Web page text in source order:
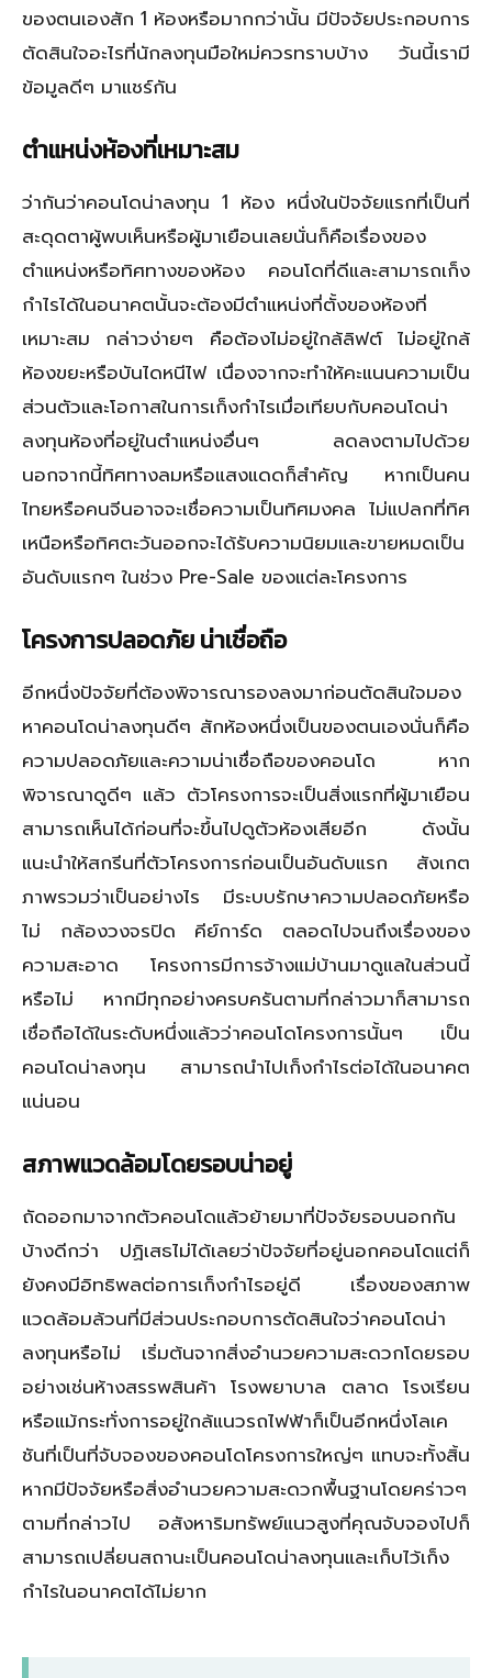
ของตนเองสัก 1 ห้องหรือมากกว่านั้น มีปัจจัยประกอบการ
ตัดสินใจอะไรที่นักลงทุนมือใหม่ควรทราบบ้าง วันนี้เรามี
ข้อมูลดีๆ มาแชร์กัน
ตำแหน่งห้องที่เหมาะสม
ว่ากันว่าคอนโดน่าลงทุน 1 ห้อง หนึ่งในปัจจัยแรกที่เป็นที่
สะดุดตาผู้พบเห็นหรือผู้มาเยือนเลยนั่นก็คือเรื่องของ
ตำแหน่งหรือทิศทางของห้อง คอนโดที่ดีและสามารถเก็ง
กำไรได้ในอนาคตนั้นจะต้องมีตำแหน่งที่ตั้งของห้องที่
เหมาะสม กล่าวง่ายๆ คือต้องไม่อยู่ใกล้ลิฟต์ ไม่อยู่ใกล้
ห้องขยะหรือบันไดหนีไฟ เนื่องจากจะทำให้คะแนนความเป็น
ส่วนตัวและโอกาสในการเก็งกำไรเมื่อเทียบกับคอนโดน่า
ลงทุนห้องที่อยู่ในตำแหน่งอื่นๆ ลดลงตามไปด้วย
นอกจากนี้ทิศทางลมหรือแสงแดดก็สำคัญ หากเป็นคน
ไทยหรือคนจีนอาจจะเชื่อความเป็นทิศมงคล ไม่แปลกที่ทิศ
เหนือหรือทิศตะวันออกจะได้รับความนิยมและขายหมดเป็น
อันดับแรกๆ ในช่วง Pre-Sale ของแต่ละโครงการ
โครงการปลอดภัย น่าเชื่อถือ
อีกหนึ่งปัจจัยที่ต้องพิจารณารองลงมาก่อนตัดสินใจมอง
หาคอนโดน่าลงทุนดีๆ สักห้องหนึ่งเป็นของตนเองนั่นก็คือ
ความปลอดภัยและความน่าเชื่อถือของคอนโด หาก
พิจารณาดูดีๆ แล้ว ตัวโครงการจะเป็นสิ่งแรกที่ผู้มาเยือน
สามารถเห็นได้ก่อนที่จะขึ้นไปดูตัวห้องเสียอีก ดังนั้น
แนะนำให้สกรีนที่ตัวโครงการก่อนเป็นอันดับแรก สังเกต
ภาพรวมว่าเป็นอย่างไร มีระบบรักษาความปลอดภัยหรือ
ไม่ กล้องวงจรปิด คีย์การ์ด ตลอดไปจนถึงเรื่องของ
ความสะอาด โครงการมีการจ้างแม่บ้านมาดูแลในส่วนนี้
หรือไม่ หากมีทุกอย่างครบครันตามที่กล่าวมาก็สามารถ
เชื่อถือได้ในระดับหนึ่งแล้วว่าคอนโดโครงการนั้นๆ เป็น
คอนโดน่าลงทุน สามารถนำไปเก็งกำไรต่อได้ในอนาคต
แน่นอน
สภาพแวดล้อมโดยรอบน่าอยู่
ถัดออกมาจากตัวคอนโดแล้วย้ายมาที่ปัจจัยรอบนอกกัน
บ้างดีกว่า ปฏิเสธไม่ได้เลยว่าปัจจัยที่อยู่นอกคอนโดแต่ก็
ยังคงมีอิทธิพลต่อการเก็งกำไรอยู่ดี เรื่องของสภาพ
แวดล้อมล้วนที่มีส่วนประกอบการตัดสินใจว่าคอนโดน่า
ลงทุนหรือไม่ เริ่มต้นจากสิ่งอำนวยความสะดวกโดยรอบ
อย่างเช่นห้างสรรพสินค้า โรงพยาบาล ตลาด โรงเรียน
หรือแม้กระทั่งการอยู่ใกล้แนวรถไฟฟ้าก็เป็นอีกหนึ่งโลเค
ชันที่เป็นที่จับจองของคอนโดโครงการใหญ่ๆ แทบจะทั้งสิ้น
หากมีปัจจัยหรือสิ่งอำนวยความสะดวกพื้นฐานโดยคร่าวๆ
ตามที่กล่าวไป อสังหาริมทรัพย์แนวสูงที่คุณจับจองไปก็
สามารถเปลี่ยนสถานะเป็นคอนโดน่าลงทุนและเก็บไว้เก็ง
กำไรในอนาคตได้ไม่ยาก